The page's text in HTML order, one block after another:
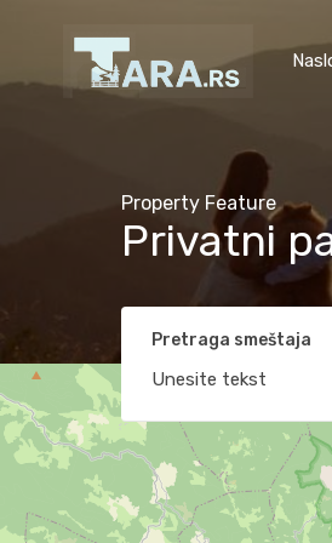
Property Feature
Privatni
Pretraga smeštaja